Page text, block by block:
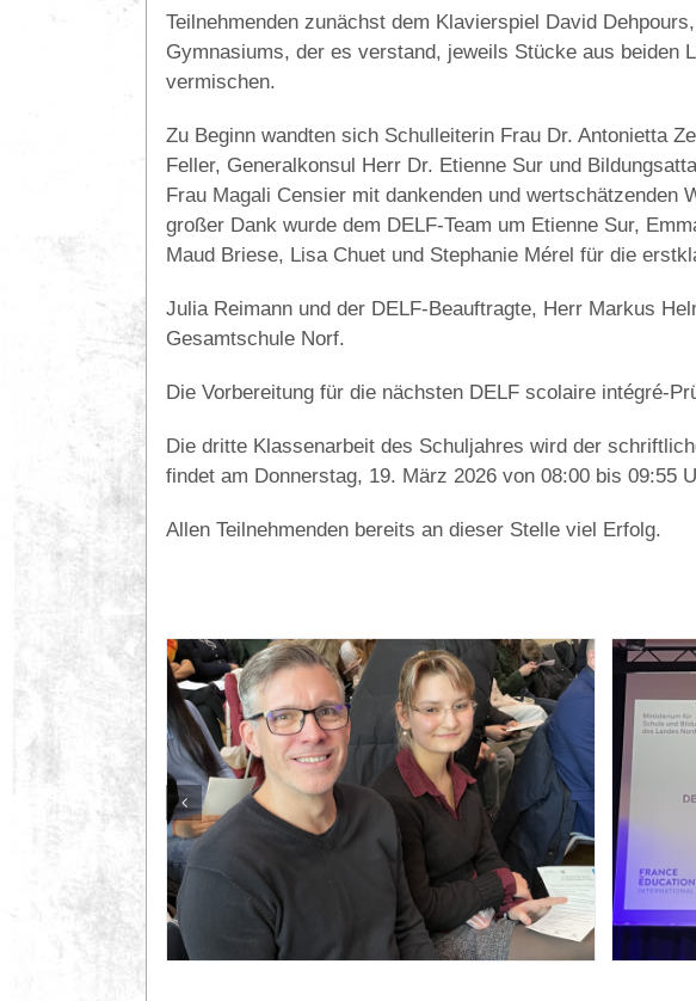
Teilnehmenden zunächst dem Klavierspiel David
Gymnasiums, der es verstand, jeweils Stücke aus beiden
vermischen.
Zu Beginn wandten sich Schulleiterin Frau Dr. Antonietta
Feller, Generalkonsul Herr Dr. Etienne Sur und
Frau Magali Censier mit dankenden und wertschätzenden
großer Dank wurde dem DELF-Team um Etienne Sur,
Maud Briese, Lisa Chuet und Stephanie Mérel für die
Julia Reimann und der DELF-Beauftragte, Herr Markus
Gesamtschule Norf.
Die Vorbereitung für die nächsten DELF scolaire intégré-
Die dritte Klassenarbeit des Schuljahres wird der
findet am Donnerstag, 19. März 2026 von 08:00 bis 09:55
Allen Teilnehmenden bereits an dieser Stelle viel Erfolg.